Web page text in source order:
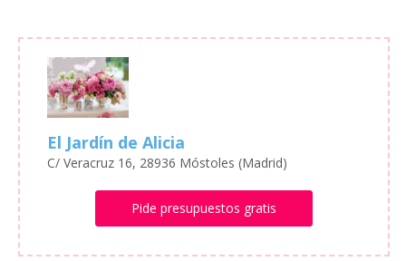
El Jardín de Alicia
C/ Veracruz 16, 28936 Móstoles (Madrid)
Pide presupuestos gratis